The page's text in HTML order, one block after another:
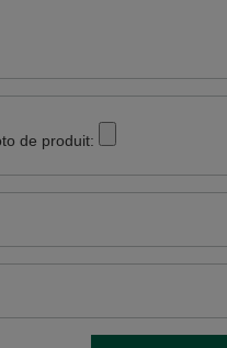
de produit: